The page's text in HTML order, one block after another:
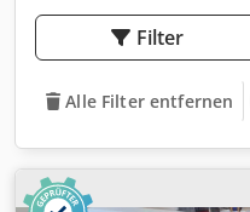
Filter
Alle Filter entfernen